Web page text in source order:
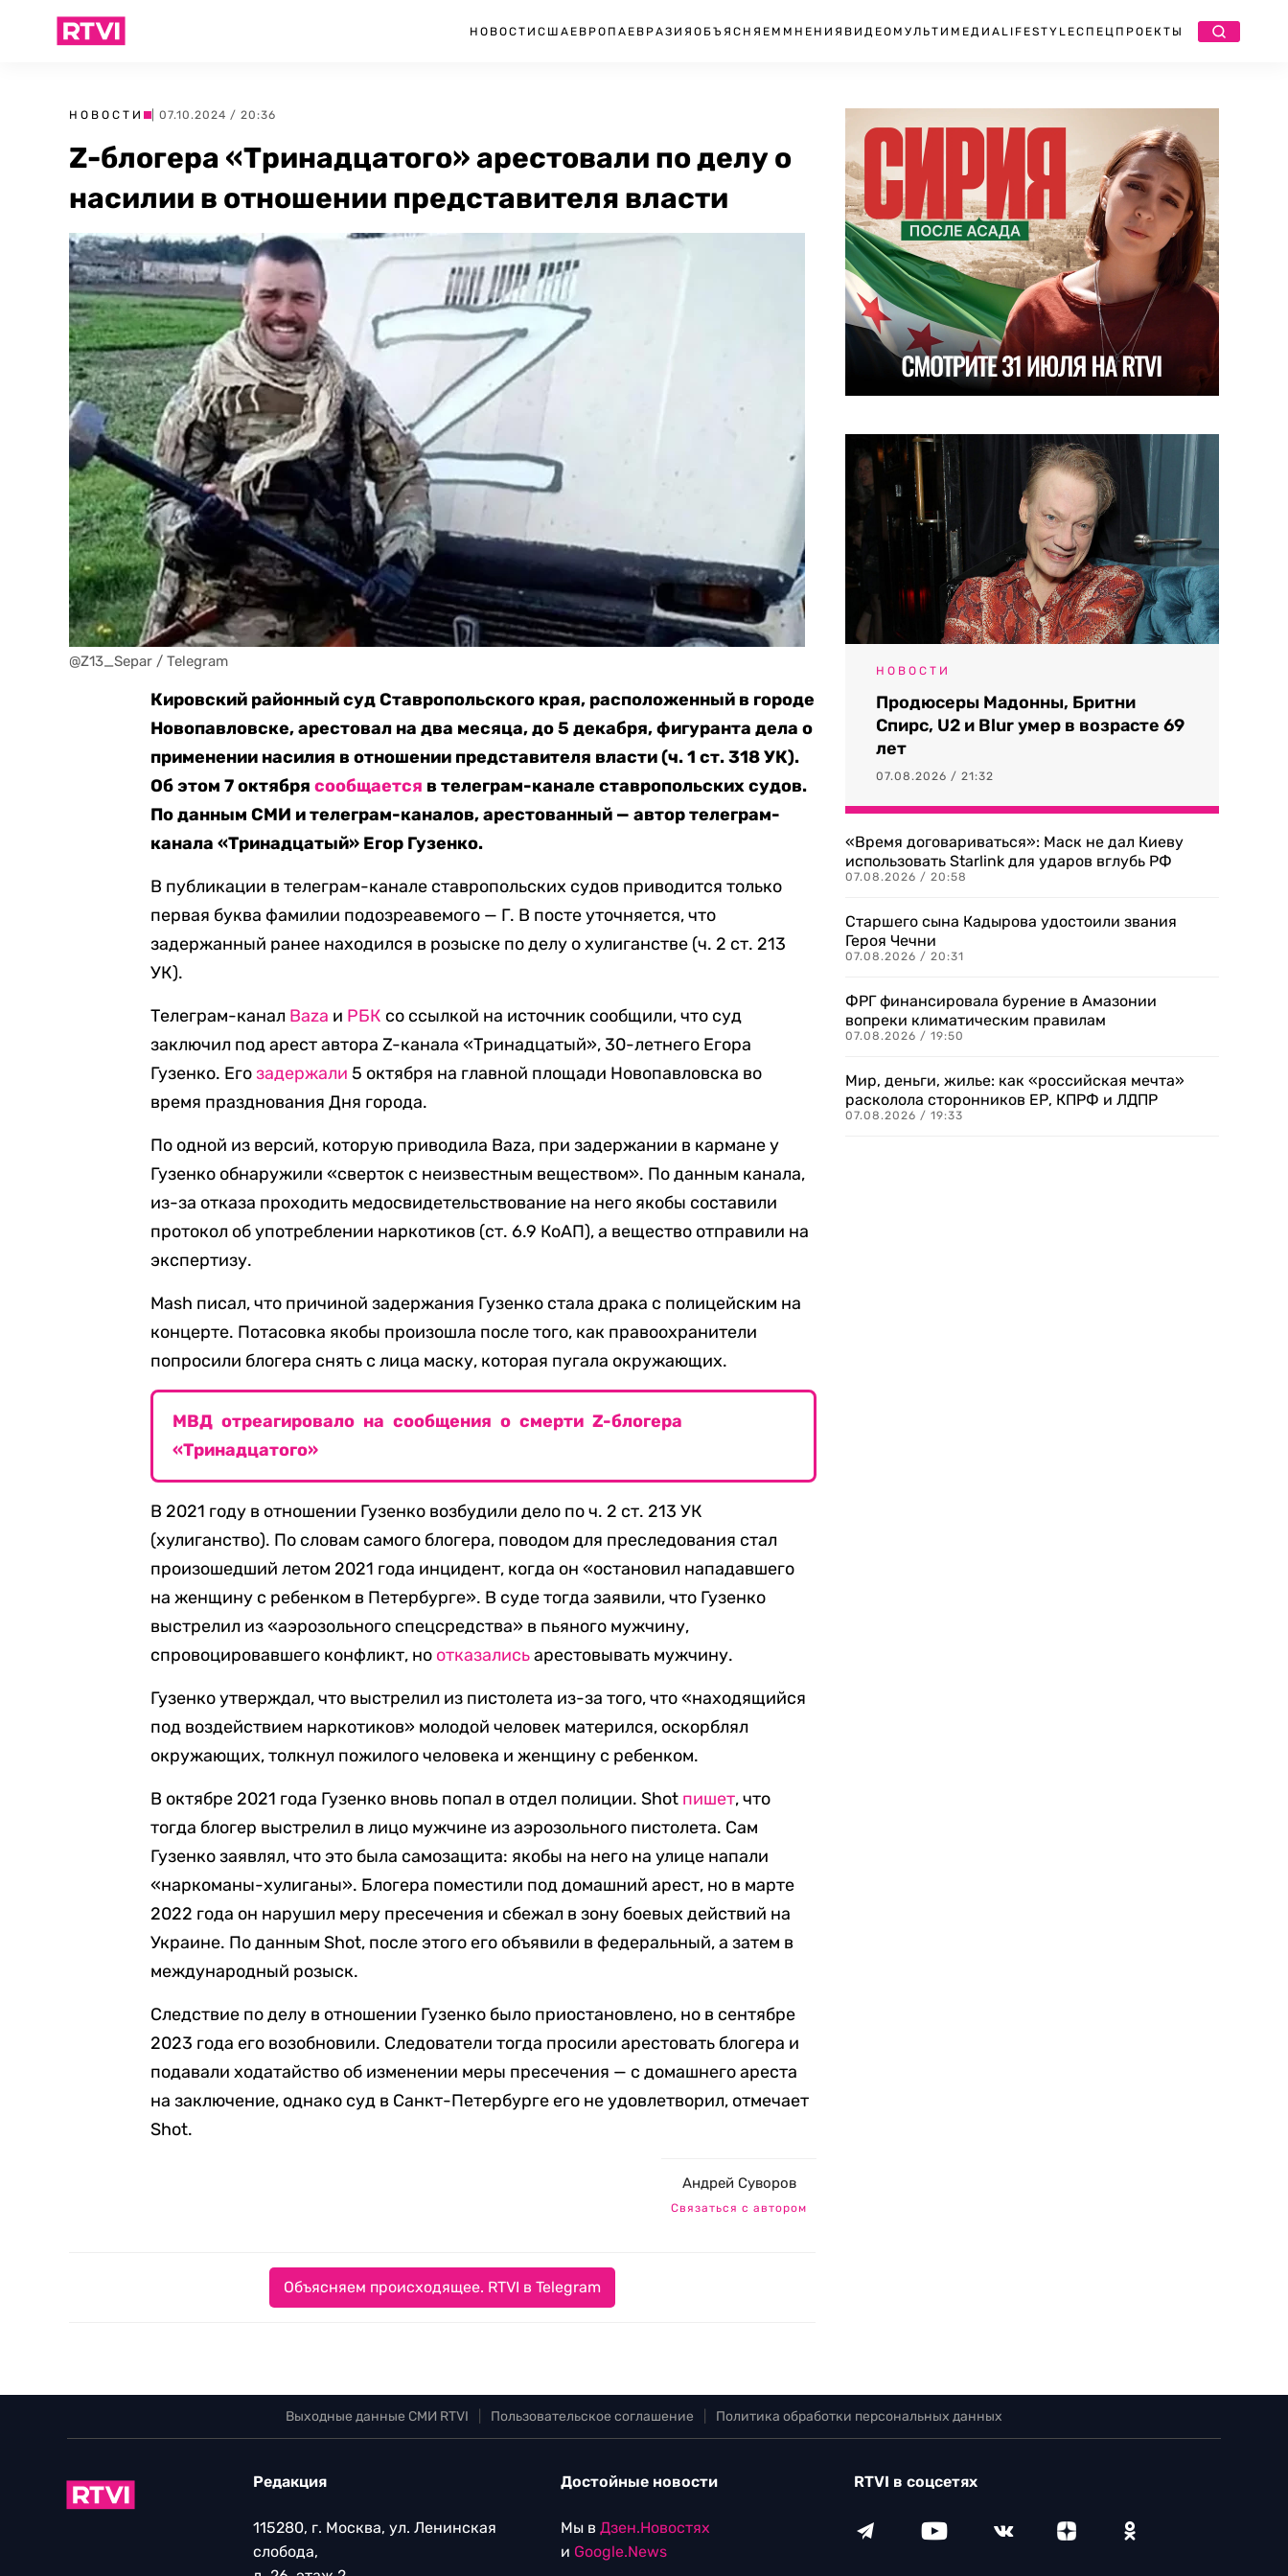
НОВОСТИ США ЕВРОПА ЕВРАЗИЯ ОБЪЯСНЯЕМ МНЕНИЯ ВИДЕО МУЛЬТИМЕДИА LIFESTYLEСПЕЦПРОЕКТЫ
НОВОСТИ | 07.10.2024 / 20:36
Z-блогера «Тринадцатого» арестовали по делу о
насилии в отношении представителя власти
@Z13_Separ / Telegram
Кировский районный суд Ставропольского края, расположенный в городе
Новопавловске, арестовал на два месяца, до 5 декабря, фигуранта дела о
применении насилия в отношении представителя власти (ч. 1 ст. 318 УК).
Об этом 7 октябрясообщается в телеграм-канале ставропольских судов.
По данным СМИ и телеграм-каналов, арестованный — автор телеграм-
канала «Тринадцатый» Егор Гузенко.
В публикации в телеграм-канале ставропольских судов приводится только
первая буква фамилии подозреавемого — Г. В посте уточняется, что
задержанный ранее находился в розыске по делу о хулиганстве (ч. 2 ст. 213
УК).
Телеграм-канал Baza и РБК со ссылкой на источник сообщили, что суд
заключил под арест автора Z-канала «Тринадцатый», 30-летнего Егора
Гузенко. Егозадержали 5 октября на главной площади Новопавловска во
время празднования Дня города.
По одной из версий, которую приводила Baza, при задержании в кармане у
Гузенко обнаружили «сверток с неизвестным веществом». По данным канала,
из-за отказа проходить медосвидетельствование на него якобы составили
протокол об употреблении наркотиков (ст. 6.9 КоАП), а вещество отправили на
экспертизу.
Mash писал, что причиной задержания Гузенко стала драка с полицейским на
концерте. Потасовка якобы произошла после того, как правоохранители
попросили блогера снять с лица маску, которая пугала окружающих.
МВД отреагировало на сообщения о смерти Z-блогера
«Тринадцатого»
В 2021 году в отношении Гузенко возбудили дело по ч. 2 ст. 213 УК
(хулиганство). По словам самого блогера, поводом для преследования стал
произошедший летом 2021 года инцидент, когда он «остановил нападавшего
на женщину с ребенком в Петербурге». В суде тогда заявили, что Гузенко
выстрелил из «аэрозольного спецсредства» в пьяного мужчину,
спровоцировавшего конфликт, но отказалисьарестовывать мужчину.
Гузенко утверждал, что выстрелил из пистолета из-за того, что «находящийся
под воздействием наркотиков» молодой человек матерился, оскорблял
окружающих, толкнул пожилого человека и женщину с ребенком.
В октябре 2021 года Гузенко вновь попал в отдел полиции. Shot пишет, что
тогда блогер выстрелил в лицо мужчине из аэрозольного пистолета. Сам
Гузенко заявлял, что это была самозащита: якобы на него на улице напали
«наркоманы-хулиганы». Блогера поместили под домашний арест, но в марте
2022 года он нарушил меру пресечения и сбежал в зону боевых действий на
Украине. По данным Shot, после этого его объявили в федеральный, а затем в
международный розыск.
Следствие по делу в отношении Гузенко было приостановлено, но в сентябре
2023 года его возобновили. Следователи тогда просили арестовать блогера и
подавали ходатайство об изменении меры пресечения — с домашнего ареста
на заключение, однако суд в Санкт-Петербурге его не удовлетворил, отмечает
Shot.
Андрей Суворов
Связаться с автором
Объясняем происходящее. RTVI в Telegram
НОВОСТИ
Продюсеры Мадонны, Бритни
Спирс, U2 и Blur умер в возрасте 69
лет
07.08.2026 / 21:32
«Время договариваться»: Маск не дал Киеву
использовать Starlink для ударов вглубь РФ
07.08.2026 / 20:58
Старшего сына Кадырова удостоили звания
Героя Чечни
07.08.2026 / 20:31
ФРГ финансировала бурение в Амазонии
вопреки климатическим правилам
07.08.2026 / 19:50
Мир, деньги, жилье: как «российская мечта»
расколола сторонников ЕР, КПРФ и ЛДПР
07.08.2026 / 19:33
Выходные данные СМИ RTVI Пользовательское соглашение Политика обработки персональных данных
Редакция
115280, г. Москва, ул. Ленинская
слобода,
Достойные новости
Мы в Дзен.Новостях
и Google.News
RTVI в соцсетях